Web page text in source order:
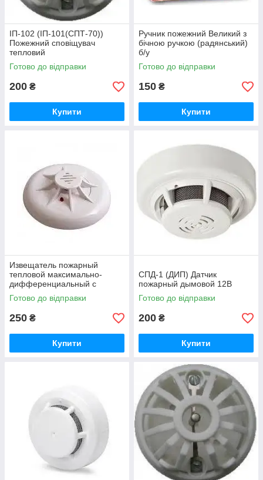
ІП-102 (ІП-101(СПТ-70))
Пожежний сповіщувач
тепловий
Готово до відправки
200 ₴
Купити
Ручник пожежний Великий з
бічною ручкою (радянський)
б/у
Готово до відправки
150 ₴
Купити
Извещатель пожарный
тепловой максимально-
дифференциальный с
индикацией дежурного
режима ТПТ-4
Готово до відправки
250 ₴
Купити
CПД-1 (ДИП) Датчик
пожарный дымовой 12В
Готово до відправки
200 ₴
Купити